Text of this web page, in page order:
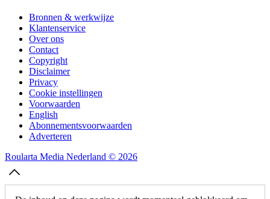
Bronnen & werkwijze
Klantenservice
Over ons
Contact
Copyright
Disclaimer
Privacy
Cookie instellingen
Voorwaarden
English
Abonnementsvoorwaarden
Adverteren
Roularta Media Nederland © 2026